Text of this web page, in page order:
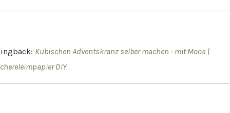
Kubischen Adventskranz selber machen - mit Moos |
DIY